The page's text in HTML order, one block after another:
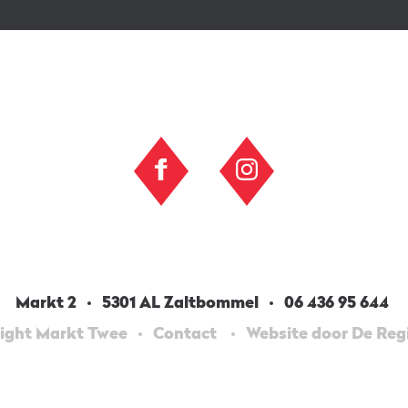
Markt 2 5301 AL Zaltbommel
06 436 95 644
Markt Twee
Contact Website door De